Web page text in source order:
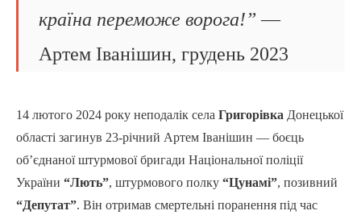
країна переможе ворога!” —
Артем Іванішин, грудень 2023
14 лютого 2024 року неподалік села Григорівка Донецької
області загинув 23-річний Артем Іванішин — боєць
об’єднаної штурмової бригади Національної поліції
України “Лють”, штурмового полку “Цунамі”, позивний
“Депутат”. Він отримав смертельні поранення під час